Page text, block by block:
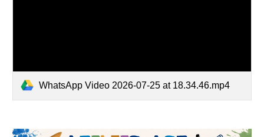
WhatsApp Video 2026-07-25 at 18.34.46.mp4